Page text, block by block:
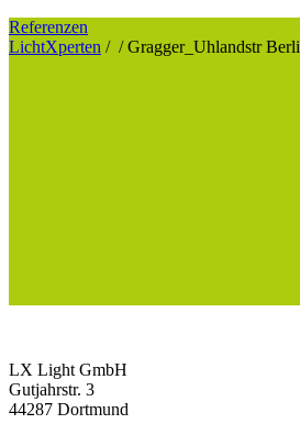
Referenzen
LichtXperten / /Gragger_Uhlandstr
LX Light GmbH
Gutjahrstr. 3
44287 Dortmund